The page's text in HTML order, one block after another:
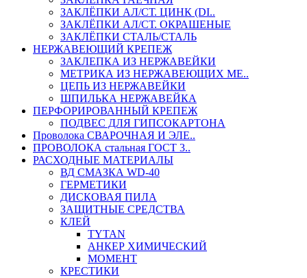
ЗАКЛЁПКИ АЛ/СТ. ЦИНК (DI..
ЗАКЛЁПКИ АЛ/СТ. ОКРАШЕНЫЕ
ЗАКЛЁПКИ СТАЛЬ/СТАЛЬ
НЕРЖАВЕЮЩИЙ КРЕПЕЖ
ЗАКЛЕПКА ИЗ НЕРЖАВЕЙКИ
МЕТРИКА ИЗ НЕРЖАВЕЮЩИХ МЕ..
ЦЕПЬ ИЗ НЕРЖАВЕЙКИ
ШПИЛЬКА НЕРЖАВЕЙКА
ПЕРФОРИРОВАННЫЙ КРЕПЕЖ
ПОДВЕС ДЛЯ ГИПСОКАРТОНА
Проволока СВАРОЧНАЯ И ЭЛЕ..
ПРОВОЛОКА стальная ГОСТ 3..
РАСХОДНЫЕ МАТЕРИАЛЫ
ВД СМАЗКА WD-40
ГЕРМЕТИКИ
ДИСКОВАЯ ПИЛА
ЗАЩИТНЫЕ СРЕДСТВА
КЛЕЙ
TYTAN
АНКЕР ХИМИЧЕСКИЙ
МОМЕНТ
КРЕСТИКИ